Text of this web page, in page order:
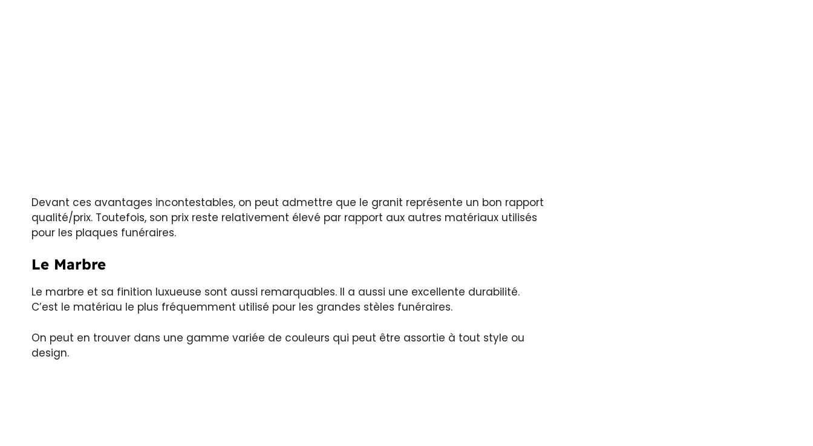
Devant ces avantages incontestables, on peut admettre que le granit représente un bon rapport
qualité/prix. Toutefois, son prix reste relativement élevé par rapport aux autres matériaux utilisés
pour les plaques funéraires.
Le Marbre
Le marbre et sa finition luxueuse sont aussi remarquables. Il a aussi une excellente durabilité.
C’est le matériau le plus fréquemment utilisé pour les grandes stèles funéraires.
On peut en trouver dans une gamme variée de couleurs qui peut être assortie à tout style ou
design.